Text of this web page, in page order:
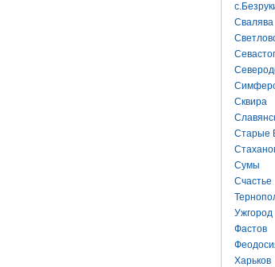
Свалява
Сквира
Старые
Сумы
Счастье
Ужгород
Фастов
Харьков